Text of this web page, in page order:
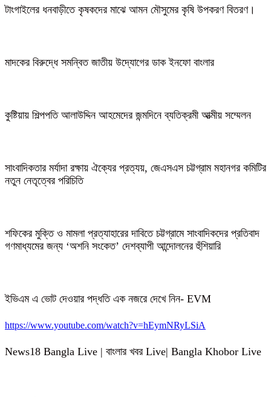
টাংগাইলের ধনবাড়ীতে কৃষকদের মাঝে আমন মৌসুমের কৃষি উপকরণ বিতরণ।
মাদকের বিরুদ্ধে সমন্বিত জাতীয় উদ্যোগের ডাক ইনফো বাংলার
কুষ্টিয়ায় শিল্পপতি আলাউদ্দিন আহমেদের জন্মদিনে ব্যতিক্রমী আত্মীয় সম্মেলন
সাংবাদিকতার মর্যাদা রক্ষায় ঐক্যের প্রত্যয়, জেএসএস চট্টগ্রাম মহানগর কমিটির
নতুন নেতৃত্বের পরিচিতি
শফিকের মুক্তি ও মামলা প্রত্যাহারের দাবিতে চট্টগ্রামে সাংবাদিকদের প্রতিবাদ
গণমাধ্যমের জন্য ‘অশনি সংকেত’ দেশব্যাপী আন্দোলনের হুঁশিয়ারি
ইভিএম এ ভোট দেওয়ার পদ্ধতি এক নজরে দেখে নিন- EVM
https://www.youtube.com/watch?v=hEymNRyLSiA
News18 Bangla Live | বাংলার খবর Live| Bangla Khobor Live